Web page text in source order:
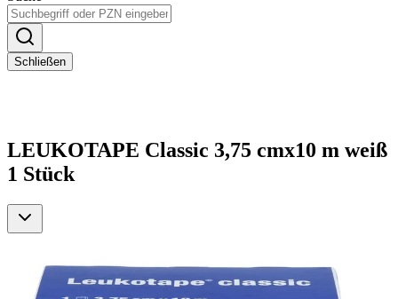
Schließen
LEUKOTAPE Classic 3,75 cmx10 m weiß
1 Stück